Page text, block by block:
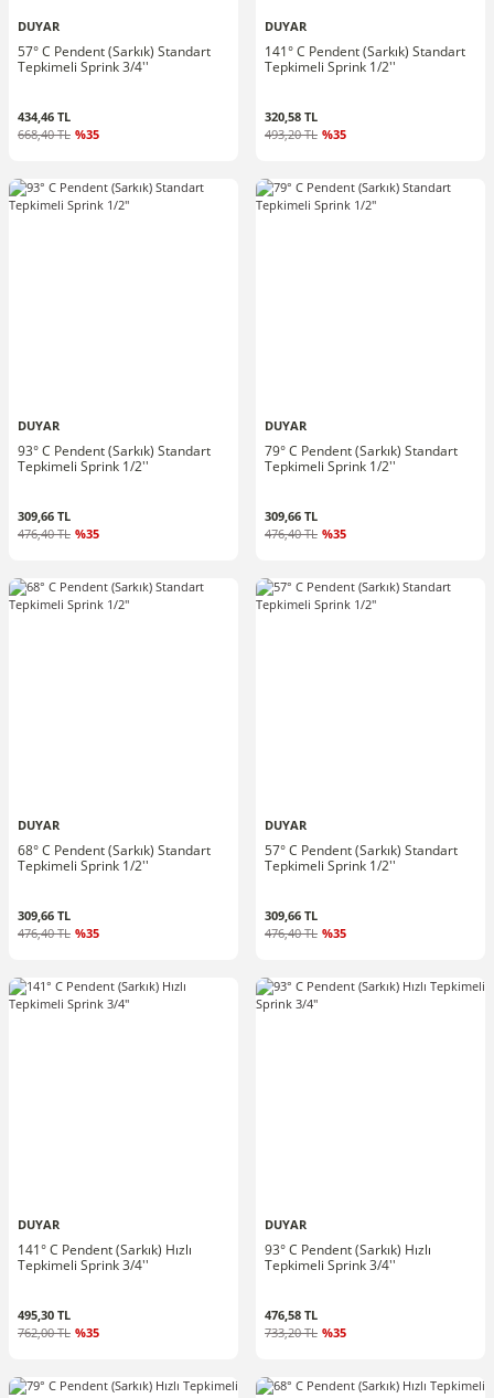
DUYAR
57° C Pendent (Sarkık) Standart
Tepkimeli Sprink 3/4''
434,46 TL
668,40 TL %35
DUYAR
141° C Pendent (Sarkık) Standart
Tepkimeli Sprink 1/2''
320,58 TL
493,20 TL %35
DUYAR
93° C Pendent (Sarkık) Standart
Tepkimeli Sprink 1/2''
309,66 TL
476,40 TL %35
DUYAR
79° C Pendent (Sarkık) Standart
Tepkimeli Sprink 1/2''
309,66 TL
476,40 TL %35
DUYAR
68° C Pendent (Sarkık) Standart
Tepkimeli Sprink 1/2''
309,66 TL
476,40 TL %35
DUYAR
57° C Pendent (Sarkık) Standart
Tepkimeli Sprink 1/2''
309,66 TL
476,40 TL %35
DUYAR
141° C Pendent (Sarkık) Hızlı
Tepkimeli Sprink 3/4''
495,30 TL
762,00 TL %35
DUYAR
93° C Pendent (Sarkık) Hızlı
Tepkimeli Sprink 3/4''
476,58 TL
733,20 TL %35